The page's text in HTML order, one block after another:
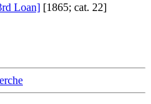
Loan] [1865; cat. 22]